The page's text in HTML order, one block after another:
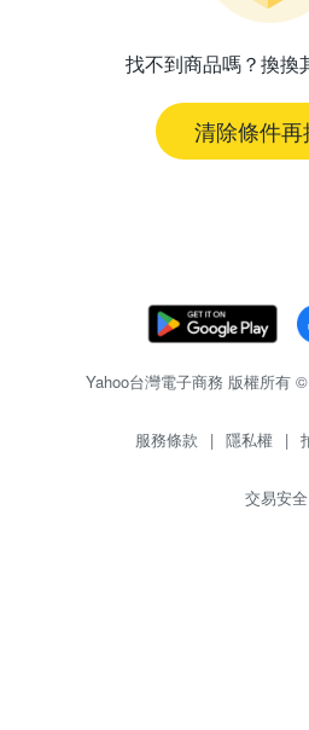
找不到商品嗎？換換
清除條件
Yahoo台灣電子商務 版權所有
服務條款 | 隱私權 |
交易安全